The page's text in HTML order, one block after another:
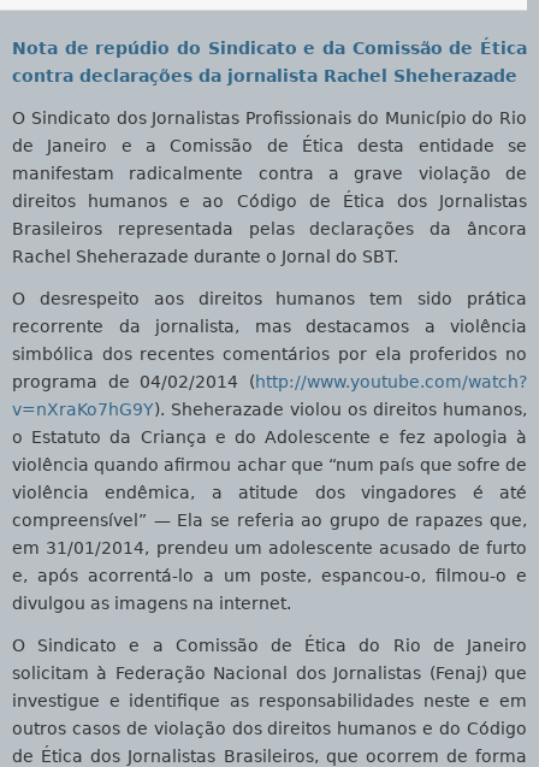
Nota de repúdio do Sindicato e da Comissão de Ética
contra declarações da jornalista Rachel Sheherazade
O Sindicato dos Jornalistas Profissionais do Município do Rio
de Janeiro e a Comissão de Ética desta entidade se
manifestam radicalmente contra a grave violação de
direitos humanos e ao Código de Ética dos Jornalistas
Brasileiros representada pelas declarações da âncora
Rachel Sheherazade durante o Jornal do SBT.
O desrespeito aos direitos humanos tem sido prática
recorrente da jornalista, mas destacamos a violência
simbólica dos recentes comentários por ela proferidos no
programa de 04/02/2014 (http://www.youtube.com/watch?
v=nXraKo7hG9Y). Sheherazade violou os direitos humanos,
o Estatuto da Criança e do Adolescente e fez apologia à
violência quando afirmou achar que “num país que sofre de
violência endêmica, a atitude dos vingadores é até
compreensível” — Ela se referia ao grupo de rapazes que,
em 31/01/2014, prendeu um adolescente acusado de furto
e, após acorrentá-lo a um poste, espancou-o, filmou-o e
divulgou as imagens na internet.
O Sindicato e a Comissão de Ética do Rio de Janeiro
solicitam à Federação Nacional dos Jornalistas (Fenaj) que
investigue e identifique as responsabilidades neste e em
outros casos de violação dos direitos humanos e do Código
de Ética dos Jornalistas Brasileiros, que ocorrem de forma